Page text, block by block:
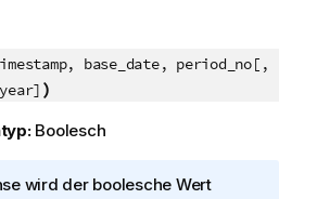
base_date, period_no[,
)
Boolesch
wird der boolesche Wert